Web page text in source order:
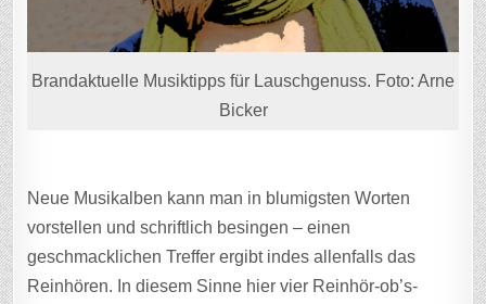
Brandaktuelle Musiktipps für Lauschgenuss. Foto: Arne
Bicker
Neue Musikalben kann man in blumigsten Worten
vorstellen und schriftlich besingen – einen
geschmacklichen Treffer ergibt indes allenfalls das
Reinhören. In diesem Sinne hier vier Reinhör-ob’s-